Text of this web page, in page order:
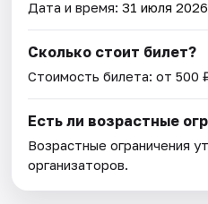
Дата и время:31 июля 2026
Сколько стоит билет?
Стоимость билета: от 500
Есть ли возрастные
Возрастные ограничения
организаторов.